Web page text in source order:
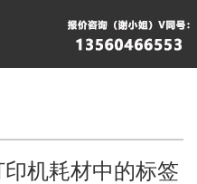
机耗材中的标签